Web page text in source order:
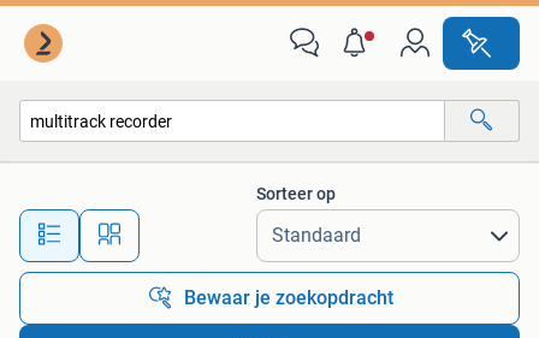
Alle afstanden…
Sorteer op
Bewaar je zoekopdracht